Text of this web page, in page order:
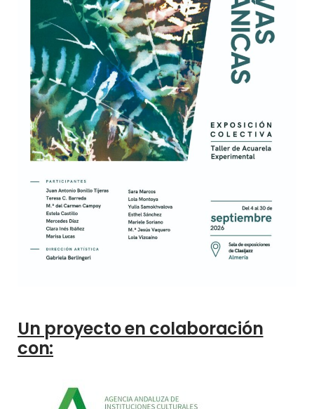
Un proyecto en colaboración
con: